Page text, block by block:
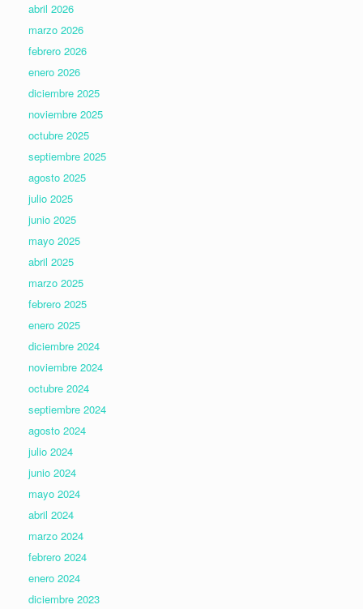
abril 2026
marzo 2026
febrero 2026
enero 2026
diciembre 2025
noviembre 2025
octubre 2025
septiembre 2025
agosto 2025
julio 2025
junio 2025
mayo 2025
abril 2025
marzo 2025
febrero 2025
enero 2025
diciembre 2024
noviembre 2024
octubre 2024
septiembre 2024
agosto 2024
julio 2024
junio 2024
mayo 2024
abril 2024
marzo 2024
febrero 2024
enero 2024
diciembre 2023